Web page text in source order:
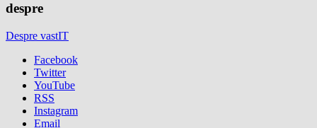
despre
Despre vastIT
Facebook
Twitter
YouTube
RSS
Instagram
Email